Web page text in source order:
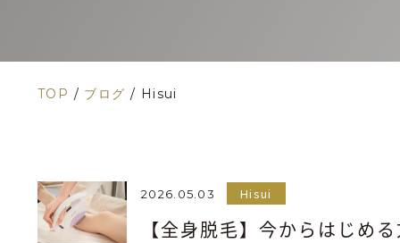
TOP / ブログ / Hisui
2026.05.03 Hisui
【全身脱毛】今からはじめ